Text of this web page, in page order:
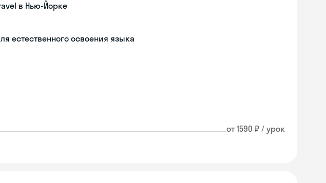
в Нью-Йорке
естественного освоения языка
от 1590 ₽ / урок